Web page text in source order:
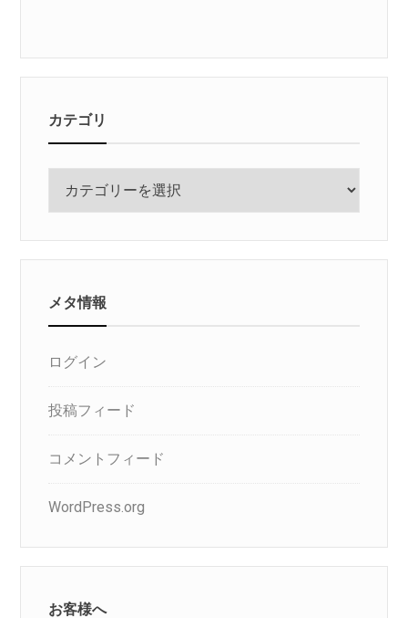
カテゴリ
メタ情報
ログイン
投稿フィード
コメントフィード
WordPress.org
お客様へ